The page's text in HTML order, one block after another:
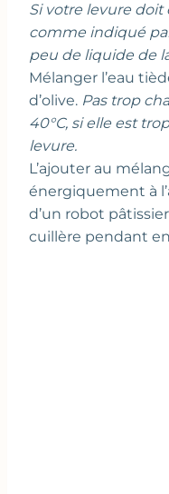
Si votre levure doit
comme indiqué
peu de liquide de
Mélanger l’eau
d’olive. Pas trop
40°C, si elle est
levure.
L’ajouter au
énergiquement à
d’un robot
cuillère pendant